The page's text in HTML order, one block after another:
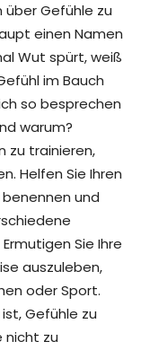
über Gefühle zu
einen Namen
Wut spürt, weiß
im Bauch
so besprechen
warum?
zu trainieren,
Helfen Sie Ihren
benennen und
Sie Ihre
auszuleben,
oder Sport.
Gefühle zu
nicht zu